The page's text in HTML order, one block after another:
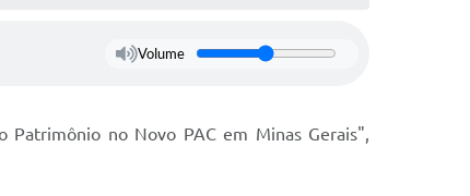
Volume
no Novo PAC em Minas Gerais",